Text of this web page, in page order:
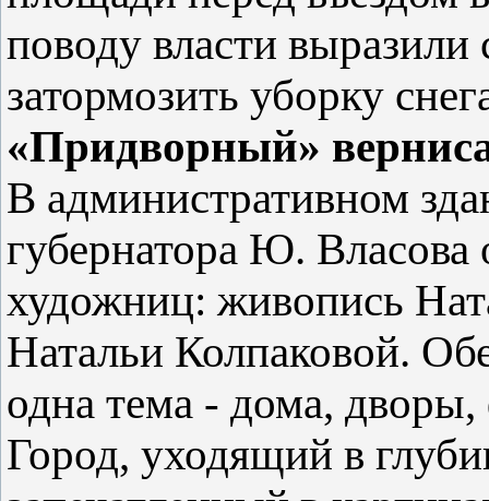
поводу власти
затормозить уборку
«Придворный»
В административном
губернатора Ю. Власова
художниц: живопись
Натальи Колпаковой.
одна тема - дома,
Город, уходящий в